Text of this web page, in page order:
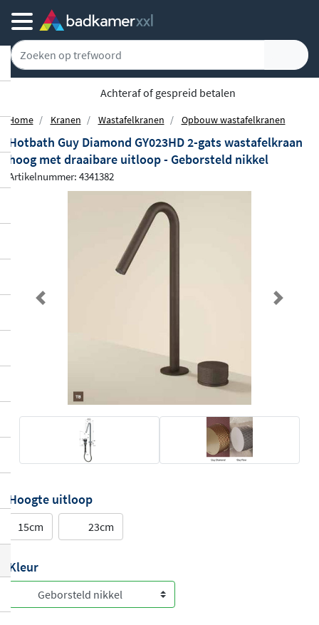
Achteraf of gespreid betalen
Home Kranen Wastafelkranen Opbouw wastafelkranen
Hotbath Guy Diamond GY023HD 2-gats wastafelkraan
hoog met draaibare uitloop - Geborsteld nikkel
Artikelnummer: 4341382
Previous Next
Hoogte uitloop
15cm 23cm
Kleur